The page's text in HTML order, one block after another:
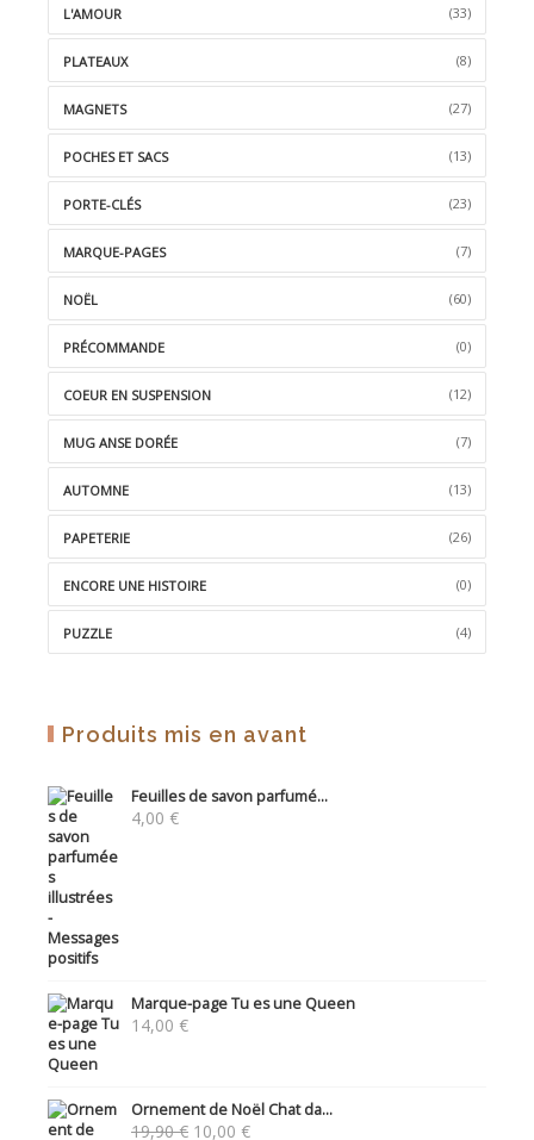
L'AMOUR (33)
PLATEAUX (8)
MAGNETS (27)
POCHES ET SACS (13)
PORTE-CLÉS (23)
MARQUE-PAGES (7)
NOËL (60)
PRÉCOMMANDE (0)
COEUR EN SUSPENSION (12)
MUG ANSE DORÉE (7)
AUTOMNE (13)
PAPETERIE (26)
ENCORE UNE HISTOIRE (0)
PUZZLE (4)
Produits mis en avant
Feuilles de savon parfumé...
4,00 €
Marque-page Tu es une Queen
14,00 €
Ornement de Noël Chat da...
19,90€ Le
10,00 €Le